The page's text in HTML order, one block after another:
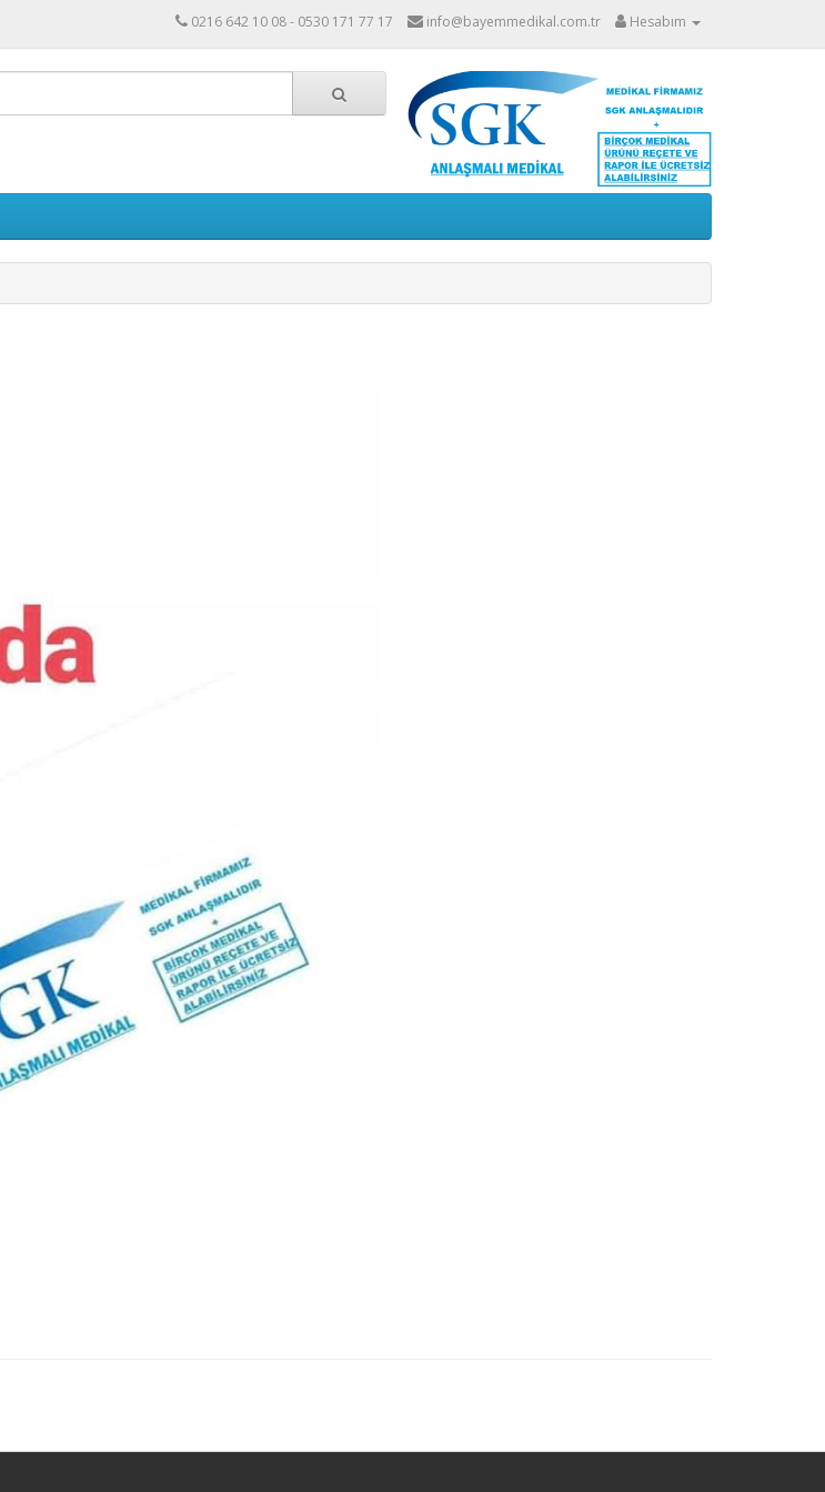
0216 642 10 08 - 0530 171 77 17 info@bayemmedikal.com.tr Hesabım